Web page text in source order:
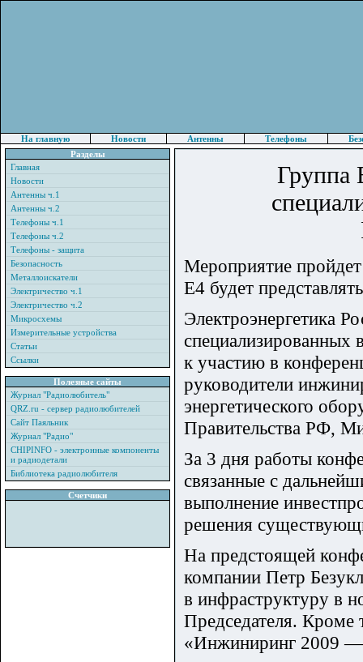
На главную Новости Антенны Телефоны
Разделы
Главная
Новости
Антенны ч.1
Антенны ч.2
Телефоны ч.1
Телефоны ч.2
Телефоны - защита
Безопасность
Металлоискатели
Электричество ч.1
Электричество ч.2
Микросхемы
Измерительные устройства
Статьи
Ссылки
Полезные сайты
Журнал "Радиолюбитель"
QRZ.ru - сервер радиолюбителей
Сайт Паяльник
Журнал "Радио"
CHIPINFO - электронные компоненты
и радиодетали
Библиотека радиолюбителя
Счетчики
Группа
Мероприятие
Е4 будет
Электроэнергетика
специализированных
к участию в
руководители
энергетического
Правительства РФ,
За 3 дня работы
связанные с
выполнение
решения
На предстоящей
компании Петр
в инфраструктуру в
Председателя. Кроме
«Инжиниринг 2009 —